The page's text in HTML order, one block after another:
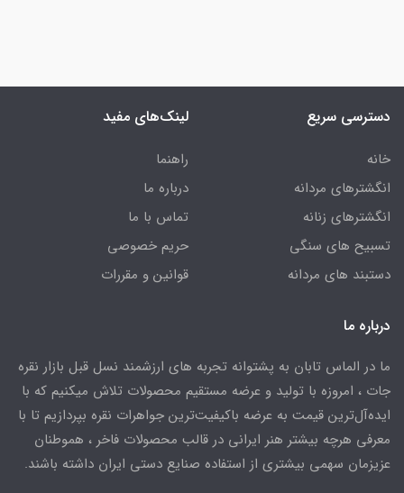
دسترسی سریع
خانه
انگشترهای مردانه
انگشترهای زنانه
تسبیح های سنگی
دستبند های مردانه
لینک‌های مفید
راهنما
درباره ما
تماس با ما
حریم خصوصی
قوانین و مقررات
درباره ما
ما در الماس تابان به پشتوانه تجربه های ارزشمند نسل قبل بازار نقره
جات ، امروزه با تولید و عرضه مستقیم محصولات تلاش میکنیم که با
ایده‌آل‌ترین قیمت به عرضه باکیفیت‌ترین جواهرات نقره بپردازیم تا با
معرفی هرچه بیشتر هنر ایرانی در قالب محصولات فاخر ، هموطنان
عزیزمان سهمی بیشتری از استفاده صنایع دستی ایران داشته باشند.